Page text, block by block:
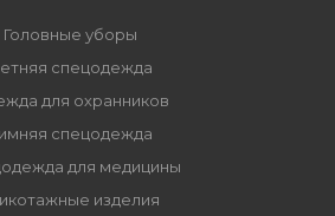
Головные уборы
спецодежда
для охранников
спецодежда
для медицины
изделия